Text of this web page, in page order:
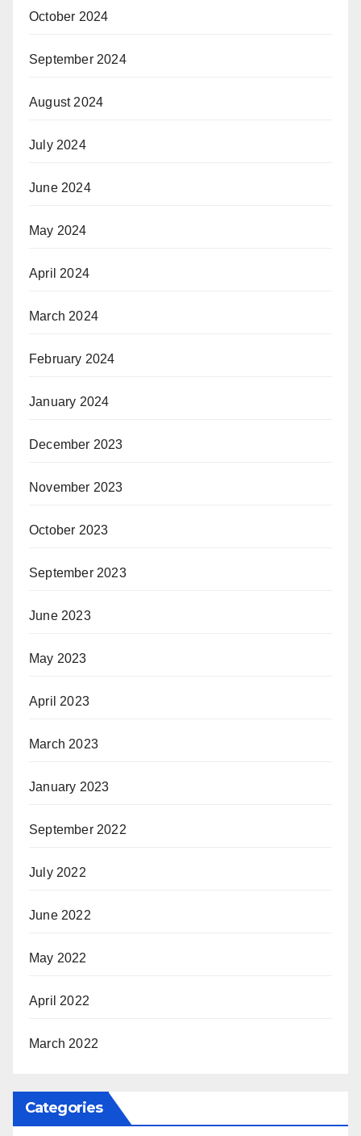
October 2024
September 2024
August 2024
July 2024
June 2024
May 2024
April 2024
March 2024
February 2024
January 2024
December 2023
November 2023
October 2023
September 2023
June 2023
May 2023
April 2023
March 2023
January 2023
September 2022
July 2022
June 2022
May 2022
April 2022
March 2022
Categories